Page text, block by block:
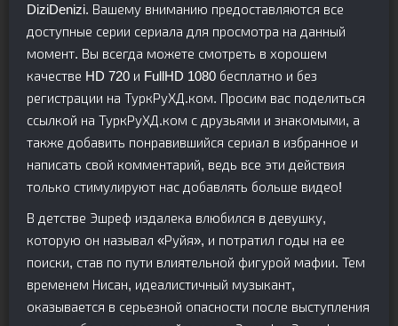
DiziDenizi. Вашему вниманию предоставляются все
доступные серии сериала для просмотра на данный
момент. Вы всегда можете смотреть в хорошем
качестве HD 720 и FullHD 1080 бесплатно и без
регистрации на ТуркРуХД.ком. Просим вас поделиться
ссылкой на ТуркРуХД.ком с друзьями и знакомыми, а
также добавить понравившийся сериал в избранное и
написать свой комментарий, ведь все эти действия
только стимулируют нас добавлять больше видео!
В детстве Эшреф издалека влюбился в девушку,
которую он называл «Руйя», и потратил годы на ее
поиски, став по пути влиятельной фигурой мафии. Тем
временем Нисан, идеалистичный музыкант,
оказывается в серьезной опасности после выступления